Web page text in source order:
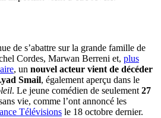
de s’abattre sur la grande famille de
Cordes, Marwan Berreni et, plus
, un nouvel acteur vient de décéder
Smail, également aperçu dans le
. Le jeune comédien de seulement27
vie, comme l’ont annoncé les
Télévisions le 18 octobre dernier.